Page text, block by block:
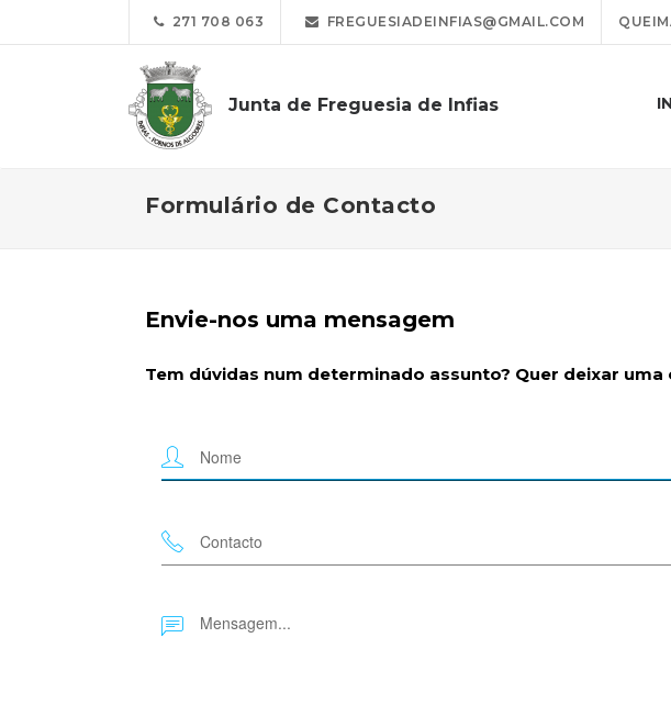
271 708 063 FREGUESIADEINFIAS@GMAIL.COM
Junta de Freguesia de Infias
Formulário de Contacto
Envie-nos uma mensagem
Tem dúvidas num determinado assunto? Quer deixar